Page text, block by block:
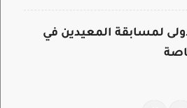
لمسابقة المعيدين في